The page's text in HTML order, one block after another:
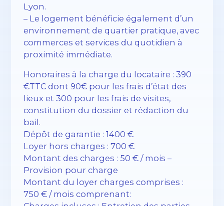
Lyon.
– Le logement bénéficie également d’un
environnement de quartier pratique, avec
commerces et services du quotidien à
proximité immédiate.
Honoraires à la charge du locataire : 390
€TTC dont 90€ pour les frais d’état des
lieux et 300 pour les frais de visites,
constitution du dossier et rédaction du
bail.
Dépôt de garantie : 1400 €
Loyer hors charges : 700 €
Montant des charges : 50 € / mois –
Provision pour charge
Montant du loyer charges comprises :
750 € / mois comprenant: